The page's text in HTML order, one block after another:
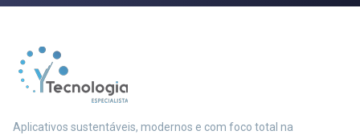
Aplicativos sustentáveis, modernos e com foco total na